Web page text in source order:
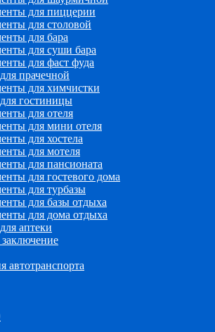
для пиццерии
для столовой
для бара
для суши бара
для фаст фуда
прачечной
для химчистки
гостиницы
для отеля
для мини отеля
для хостела
для мотеля
для пансионата
для гостевого дома
для турбазы
для базы отдыха
для дома отдыха
аптеки
автотранспорта